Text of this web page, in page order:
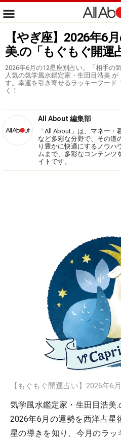
【やぎ座】2026年6
美.の「もぐもぐ開運
2026年6月の12星座別占い。「相手の
人気の気学風水鑑定家・生田目浩美.
す。幸運を引き寄せるラッキーフード
く！
All About 編集部
「All About」は、マネー
など多彩な分野で、その道
り豊かに快適にするノウハ
ムまで、多彩なコンテンツ
イトです。
【もぐもぐ開運占い】2026年6
気学風水鑑定家・生田目浩美.
2026年6月の運勢を西洋占星
星の導きを知り、今月のラ